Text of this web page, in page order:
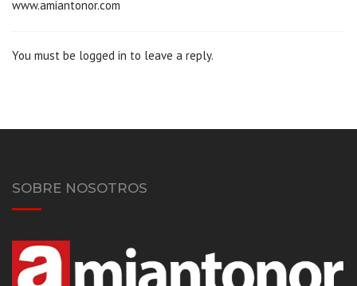
www.amiantonor.com
You must be logged in to leave a reply.
SOBRE NOSOTROS